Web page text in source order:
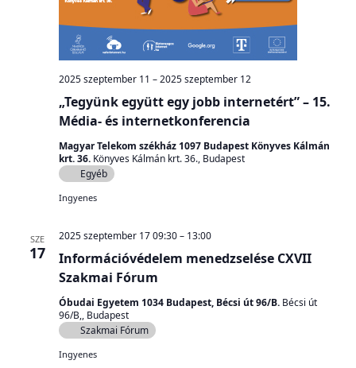
„Tegyünk együtt egy jobb internetért” – 15.
Média- és internetkonferencia
2025 szeptember 11 –2025 szeptember 12
Magyar Telekom székház 1097 Budapest Könyves Kálmán
krt. 36. Könyves Kálmán krt. 36., Budapest
Egyéb
Ingyenes
SZE
17
Információvédelem menedzselése CXVII
Szakmai Fórum
2025 szeptember 17 09:30– 13:00
Óbudai Egyetem 1034 Budapest, Bécsi út 96/B. Bécsi út
96/B,, Budapest
Szakmai Fórum
Ingyenes